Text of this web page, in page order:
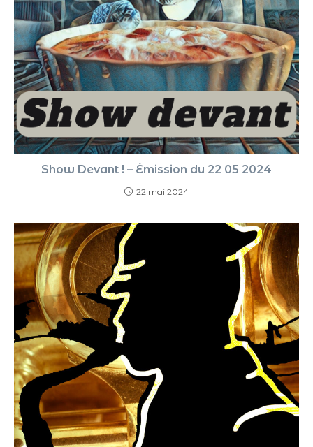
Show Devant ! – Émission du 22 05 2024
22 mai 2024